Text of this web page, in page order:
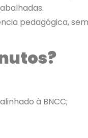
pedagógica,
à BNCC;